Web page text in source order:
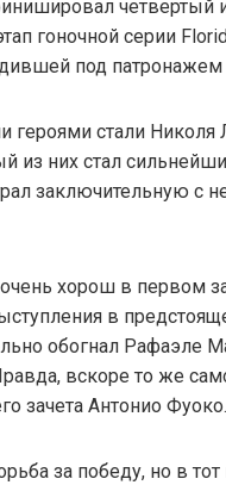
четвертый
гоночной серии
под патронажем
героями стали
из них стал
заключительную с
хорош в первом
в
обогнал Рафаэле
вскоре то же
зачета Антонио Фуоко.
за победу, но в